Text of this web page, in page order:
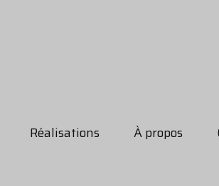
Réalisations À propos